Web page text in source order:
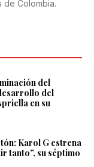
del
del
en su
Karol G estrena
tanto”, su séptimo
de Colombia.